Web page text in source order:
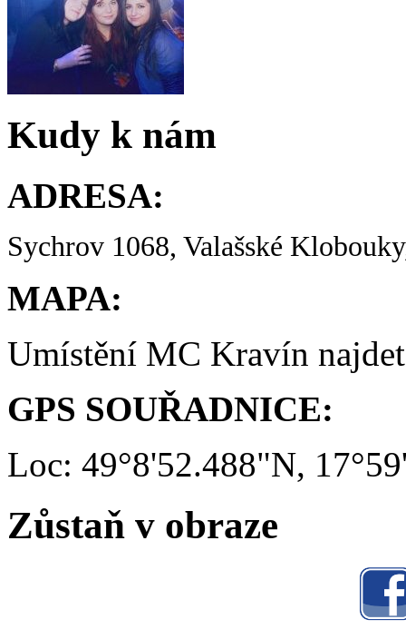
Kudy k nám
ADRESA:
Sychrov 1068, Valašské
MAPA:
Umístění MC Kravín
GPS SOUŘADNICE:
Loc: 49°8'52.488"N,
Zůstaň v obraze